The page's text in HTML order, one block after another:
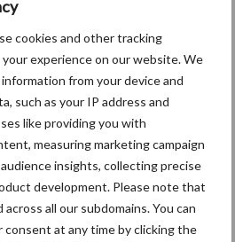
cookies and other tracking
experience on our website. We
from your device and
such as your IP address and
like providing you with
measuring marketing campaign
insights, collecting precise
development. Please note that
all our subdomains. You can
at any time by clicking the
Bemesting Fokkerij
Ligbox &
Voerhekken